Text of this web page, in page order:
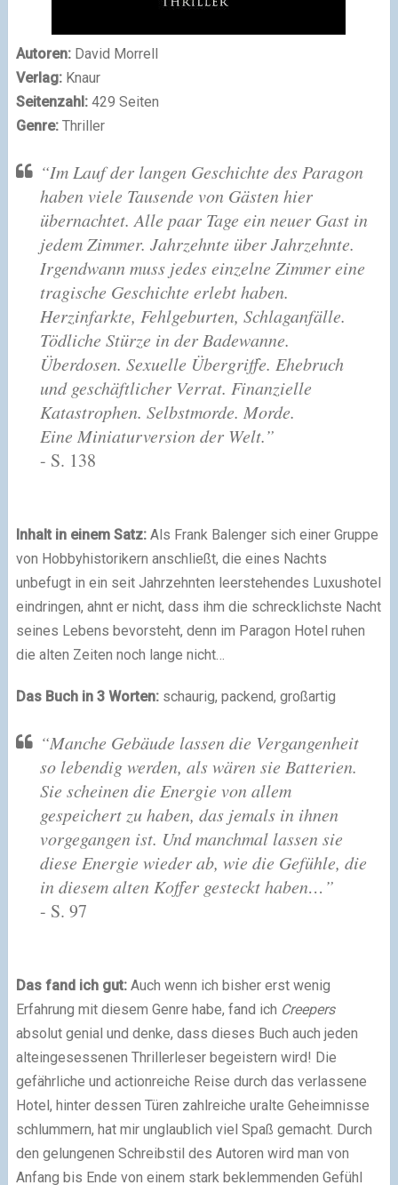
Autoren: David Morrell
Verlag:Knaur
Seitenzahl:429 Seiten
Genre: Thriller
“Im Lauf der langen Geschichte des Paragon
haben viele Tausende von Gästen hier
übernachtet. Alle paar Tage ein neuer Gast in
jedem Zimmer. Jahrzehnte über Jahrzehnte.
Irgendwann muss jedes einzelne Zimmer eine
tragische Geschichte erlebt haben.
Herzinfarkte, Fehlgeburten, Schlaganfälle.
Tödliche Stürze in der Badewanne.
Überdosen. Sexuelle Übergriffe. Ehebruch
und geschäftlicher Verrat. Finanzielle
Katastrophen. Selbstmorde. Morde.
Eine Miniaturversion der Welt.”
- S. 138
Inhalt in einem Satz:Als Frank Balenger sich einer Gruppe
von Hobbyhistorikern anschließt, die eines Nachts
unbefugt in ein seit Jahrzehnten leerstehendes Luxushotel
eindringen, ahnt er nicht, dass ihm die schrecklichste Nacht
seines Lebens bevorsteht, denn im Paragon Hotel ruhen
die alten Zeiten noch lange nicht…
Das Buch in 3 Worten: schaurig, packend, großartig
“Manche Gebäude lassen die Vergangenheit
so lebendig werden, als wären sie Batterien.
Sie scheinen die Energie von allem
gespeichert zu haben, das jemals in ihnen
vorgegangen ist. Und manchmal lassen sie
diese Energie wieder ab, wie die Gefühle, die
in diesem alten Koffer gesteckt haben…”
- S. 97
Das fand ich gut:Auch wenn ich bisher erst wenig
Erfahrung mit diesem Genre habe, fand ich Creepers
absolut genial und denke, dass dieses Buch auch jeden
alteingesessenen Thrillerleser begeistern wird! Die
gefährliche und actionreiche Reise durch das verlassene
Hotel, hinter dessen Türen zahlreiche uralte Geheimnisse
schlummern, hat mir unglaublich viel Spaß gemacht. Durch
den gelungenen Schreibstil des Autoren wird man von
Anfang bis Ende von einem stark beklemmenden Gefühl